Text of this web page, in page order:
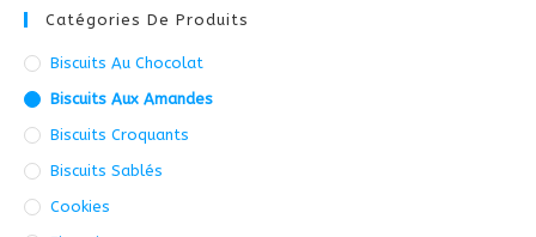
Catégories De Produits
Biscuits Au Chocolat
Biscuits Aux Amandes
Biscuits Croquants
Biscuits Sablés
Cookies